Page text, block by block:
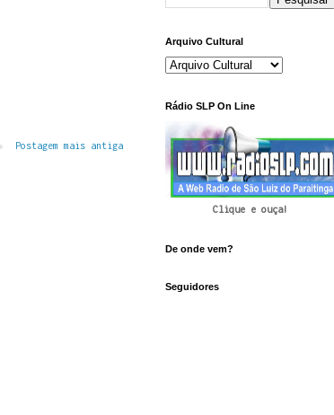
Postagem mais antiga
Arquivo Cultural
Rádio SLP On Line
Clique e ouça!
De onde vem?
Seguidores